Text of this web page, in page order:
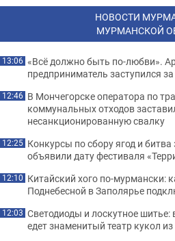
НОВОСТИ
МУРМАНСКОЙ
13:06 «Всё должно быть по-любви».
предприниматель заступился
12:46 В Мончегорске оператора по
коммунальных отходов
несанкционированную свалку
12:25 Конкурсы по сбору ягод и
объявили дату фестиваля
12:10 Китайский хого по-мурмански:
Поднебесной в Заполярье
12:03 Светодиоды и лоскутное
едет знаменитый театр кукол